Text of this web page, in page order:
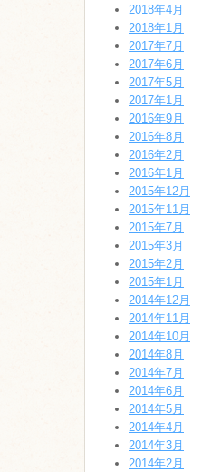
2018年4月
2018年1月
2017年7月
2017年6月
2017年5月
2017年1月
2016年9月
2016年8月
2016年2月
2016年1月
2015年12月
2015年11月
2015年7月
2015年3月
2015年2月
2015年1月
2014年12月
2014年11月
2014年10月
2014年8月
2014年7月
2014年6月
2014年5月
2014年4月
2014年3月
2014年2月